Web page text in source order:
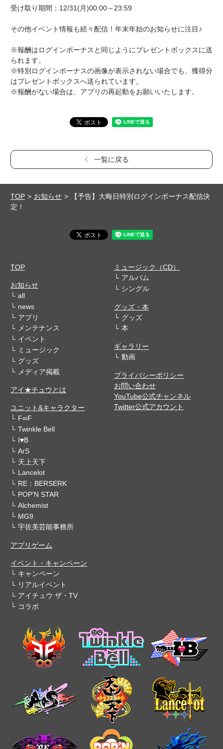
受け取り期間：12/31(月)00:00～23:59
その他イベント情報も続々配信！年末年始のお知らせに注目♪
※報酬はログインボーナスと同じようにプレゼントボックスに送
られます。
※特別ログインボーナスの画像が表示されない場合でも、獲得分
はプレゼントボックスへ送られています。
※報酬がない場合は、アプリの再起動をお願いいたします。
一覧に戻る
TOP お知らせ
【予告】大晦日特別ログインボーナス配信決
定！
TOP
お知らせ
all
news
アプリ
メンテナンス
イベント
ミュージック
グッズ
メディア掲載
アイ★チュウとは
ユニット&キャラクター
F∞F
Twinkle Bell
I♥B
ArS
天上天下
Lancelot
RE：BERSERK
POP'N STAR
Alchemist
MG9
宇佐美芸能事務所
アプリゲーム
イベント・キャンペーン
キャンペーン
リアルイベント
アイチュウ ザ・TV
コラボ
ミュージック（CD）
アルバム
シングル
グッズ・本
グッズ
本
ギャラリー
動画
プライバシーポリシー
お問い合わせ
YouTube公式チャンネル
Twitter公式アカウント